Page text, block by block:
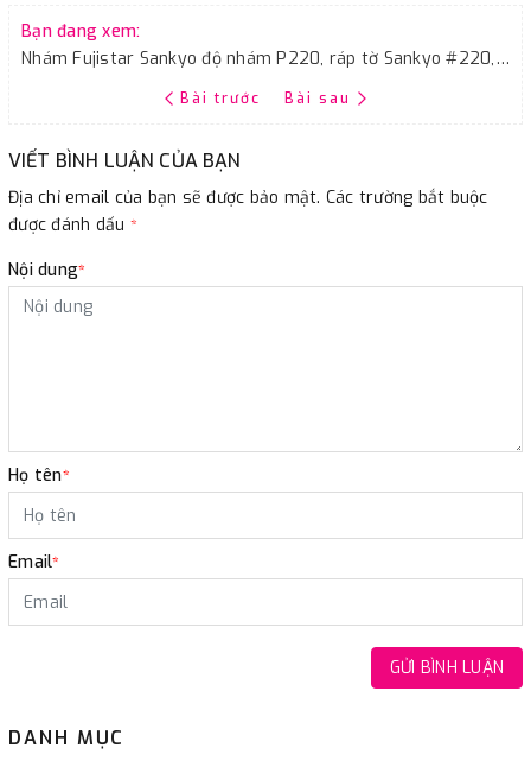
DANH MỤC
Bạn đang xem:
Nhám Fujistar Sankyo độ nhám P220, ráp tờ Sankyo #220, giáp tờ CC220
Bài trước Bài sau
VIẾT BÌNH LUẬN CỦA BẠN
Địa chỉ email của bạn sẽ được bảo mật. Các trường bắt buộc
được đánh dấu *
Nội dung*
Họ tên*
Email*
GỬI BÌNH LUẬN